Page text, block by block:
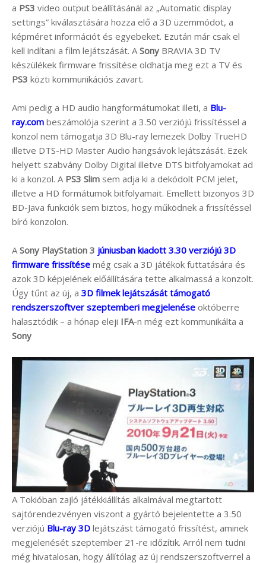
a PS3 video output beállításánál az „Automatic display
settings” kiválasztására hozza elő a 3D üzemmódot, a
képméret információt és egyebeket. Ezután már csak el
kell indítani a film lejátszását. A Sony BRAVIA 3D TV
készülékek firmware frissítése oldhatja meg ezt a TV és
PS3 közti kommunikációs zavart.
Ami pedig a HD audio hangformátumokat illeti, a Blu-
ray.com beszámolója szerint a 3.50 verziójú frissítéssel a
konzol nem támogatja 3D Blu-ray lemezek Dolby TrueHD
illetve DTS-HD Master Audio hangsávok lejátszását. Ezek
helyett szabvány Dolby Digital illetve DTS bitfolyamokat ad
ki a konzol. A PS3 Slim sem adja ki a dekódolt PCM jelet,
illetve a HD formátumok bitfolyamait. Emellett bizonyos 3D
BD-Java funkciók sem biztos, hogy működnek a frissítéssel
bíró konzolon.
A Sony PlayStation 3 júniusban kiadott 3.30 verziójú 3D
firmware frissítése még csak a 3D játékok futtatására és
azok 3D képjelének előállítására tette alkalmassá a konzolt.
Úgy tűnt az új, a 3D filmek lejátszását támogató
rendszerszoftver szeptemberi megjelenése októberre
halasztódik – a hónap eleji IFA-n még ezt kommunikálta a
Sony
A Tokióban zajló játékkiállítás alkalmával megtartott
sajtórendezvényen viszont a gyártó bejelentette a 3.50
verziójú Blu-ray 3D lejátszást támogató frissítést, aminek
megjelenését szeptember 21-re időzítik. Arról nem tudni
még hivatalosan, hogy állítólag az új rendszerszoftverrel a